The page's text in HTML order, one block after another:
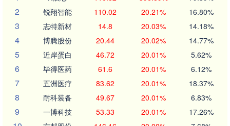
2 锐翔智能 110.02 20.21% 16.80%
3 志特新材 14.8 20.03% 14.18%
4 博腾股份 20.44 20.02% 14.77%
5 近岸蛋白 46.72 20.01% 5.62%
6 毕得医药 61.6 20.01% 6.12%
7 五洲医疗 83.62 20.01% 18.37%
8 耐科装备 49.67 20.01% 6.83%
9 一博科技 53.33 20.01% 17.26%